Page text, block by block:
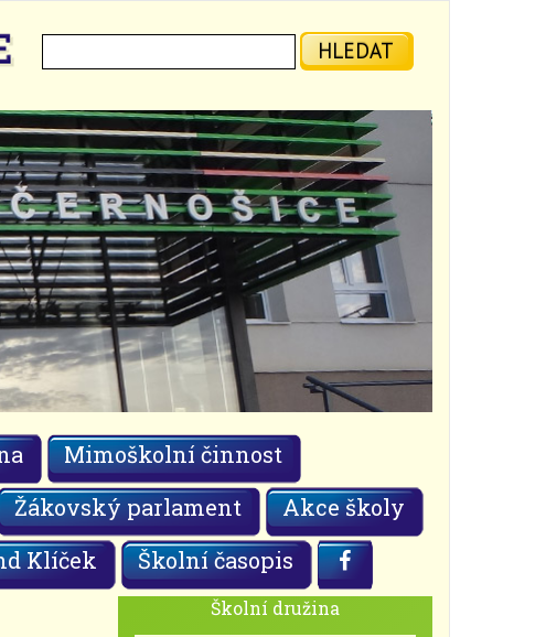
HLEDAT
Mimoškolní činnost
Žákovský parlament
Akce školy
Klíček Školní časopis
Školní družina